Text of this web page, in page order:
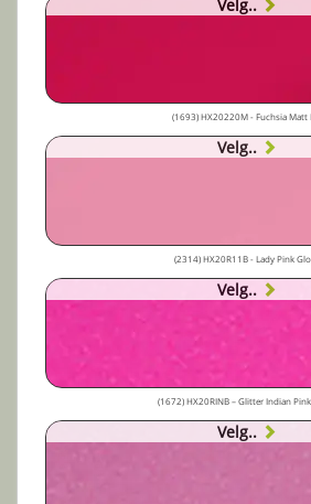
Velg..
(1693) HX20220M - Fuchsia Matt
Velg..
(2314) HX20R11B - Lady Pink
Velg..
(1672) HX20RINB – Glitter Indian
Velg..